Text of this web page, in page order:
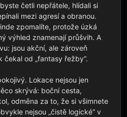
četli nepřátele, hlídali si
mezi agresí a obranou.
zpomalíte, protože úzká
výhled znamenají průšvih. A
jsou akční, ale zároveň
od „fantasy řežby“.
Lokace nejsou jen
skrývá: boční cesta,
odměna za to, že si všimnete
nejsou „čistě logické“ v